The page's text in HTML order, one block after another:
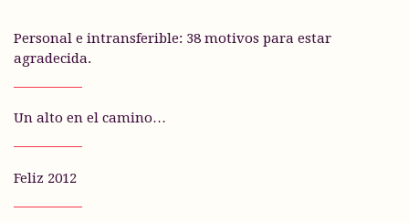
Personal e intransferible: 38 motivos para estar
agradecida.
Un alto en el camino…
Feliz 2012